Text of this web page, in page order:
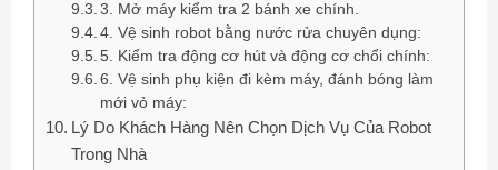
3. Mở máy kiểm tra 2 bánh xe chính.
4. Vệ sinh robot bằng nước rửa chuyên dụng:
5. Kiểm tra động cơ hút và động cơ chổi chính:
6. Vệ sinh phụ kiện đi kèm máy, đánh bóng làm
mới vỏ máy:
Lý Do Khách Hàng Nên Chọn Dịch Vụ Của Robot
Trong Nhà